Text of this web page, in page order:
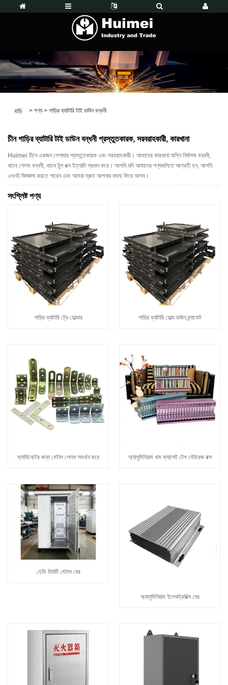
বাড়ি > পণ্য > গাড়ির ব্যাটারি টাই ডাউন বন্ধনী
চীন গাড়ির ব্যাটারি টাই ডাউন বন্ধনী প্রস্তুতকারক, সরবরাহকারী, কারখানা
Huimei চীনে একজন পেশাদার প্রস্তুতকারক এবং সরবরাহকারী। আমাদের কারখানা অগ্নি নির্বাপক বন্ধনী,
ধাতব শেলফ বন্ধনী, ধাতব টুল বক্স ইত্যাদি প্রদান করে। আপনি যদি আমাদের পণ্যগুলিতে আগ্রহী হন, আপনি
এখনই জিজ্ঞাসা করতে পারেন এবং আমরা দ্রুত আপনার কাছে ফিরে আসব।
সংশ্লিষ্ট পণ্য
গাড়ির ব্যাটারি ট্রে হোল্ডার গাড়ির ব্যাটারি হোল্ড ডাউন ব্র্যাকেট
ক্যাবিনেটের জন্য মেটাল শেলফ সমর্থন করে অ্যালুমিনিয়াম খাদ ক্যাসেট টেপ স্টোরেজ বক্স
হেভি ডিউটি ​​মেটাল ঘের
অ্যালুমিনিয়াম ইলেকট্রনিক্স ঘের